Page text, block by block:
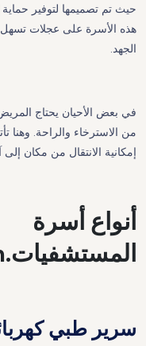
حيث تم تصميمها لتوفير
هذه الأسرة على عجلات تسهل
الجهد.
في بعض الأحيان يحتاج
من الاسترخاء والراحة. وهنا
إمكانية الانتقال من مكان إلى
أنواع أسرة
المستشفيات.Manafethme.com
سرير طبي